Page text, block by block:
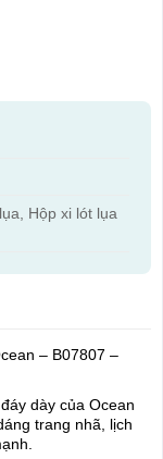
Hộp xi lót lụa
– B07807 –
dày của Ocean
trang nhã, lịch